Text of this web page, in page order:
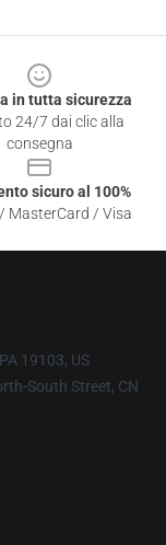
in tutta sicurezza
24/7 dai clic alla
consegna
sicuro al 100%
MasterCard / Visa
19103, US
South Street, CN